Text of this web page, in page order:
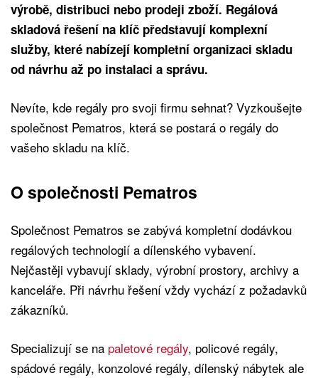
výrobě, distribuci nebo prodeji zboží. Regálová
skladová řešení na klíč představují komplexní
služby, které nabízejí kompletní organizaci skladu
od návrhu až po instalaci a správu.
Nevíte, kde regály pro svoji firmu sehnat? Vyzkoušejte
společnost Pematros, která se postará o regály do
vašeho skladu na klíč.
O společnosti Pematros
Společnost Pematros se zabývá kompletní dodávkou
regálových technologií a dílenského vybavení.
Nejčastěji vybavují sklady, výrobní prostory, archivy a
kanceláře. Při návrhu řešení vždy vychází z požadavků
zákazníků.
Specializují se na paletové regály, policové regály,
spádové regály, konzolové regály, dílenský nábytek ale